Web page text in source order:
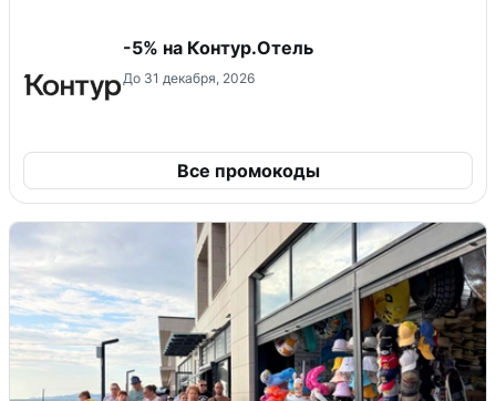
-5% на Контур.Отель
До 31 декабря, 2026
Все промокоды